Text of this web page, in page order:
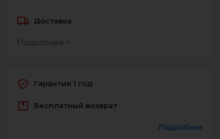
Доставка
Подробнее >
Гарантия 1 год
Бесплатный возврат
Подробнее